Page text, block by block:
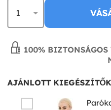
100%
AJÁNLOTT